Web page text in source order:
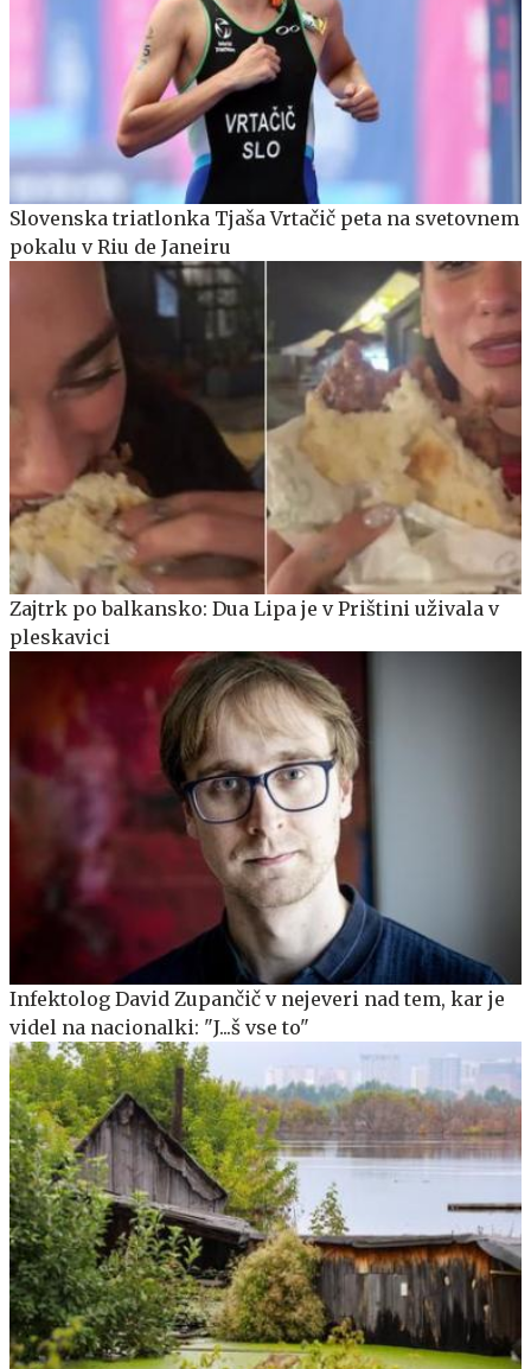
Slovenska triatlonka Tjaša Vrtačič peta na svetovnem
pokalu v Riu de Janeiru
Zajtrk po balkansko: Dua Lipa je v Prištini uživala v
pleskavici
Infektolog David Zupančič v nejeveri nad tem, kar je
videl na nacionalki: "J...š vse to"